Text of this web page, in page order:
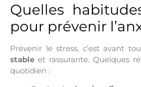
Quelles
pour prévenir
Prévenir le stress, c’est avant
stable et rassurante. Quelques
quotidien :